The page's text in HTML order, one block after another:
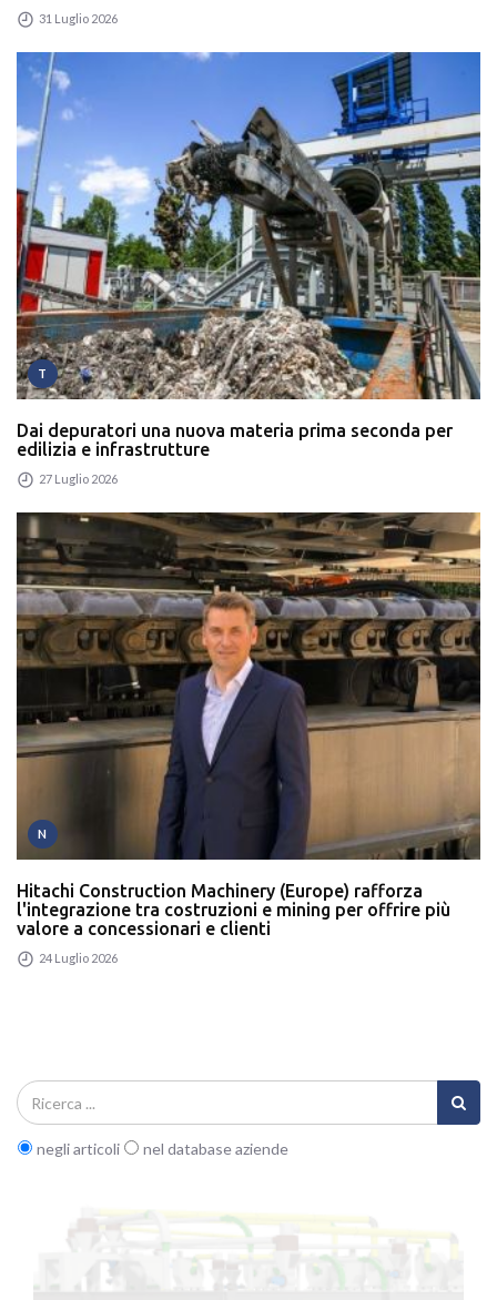
31 Luglio 2026
T
Dai depuratori una nuova materia prima seconda per
edilizia e infrastrutture
27 Luglio 2026
N
Hitachi Construction Machinery (Europe) rafforza
l'integrazione tra costruzioni e mining per offrire più
valore a concessionari e clienti
24 Luglio 2026
negli articoli nel database aziende